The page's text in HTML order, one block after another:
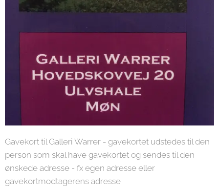
Gavekort til Galleri Warrer - gavekortet udstedes til den
person som skal have gavekortet og sendes til den
ønskede adresse - fx egen adresse eller
gavekortmodtagerens adresse